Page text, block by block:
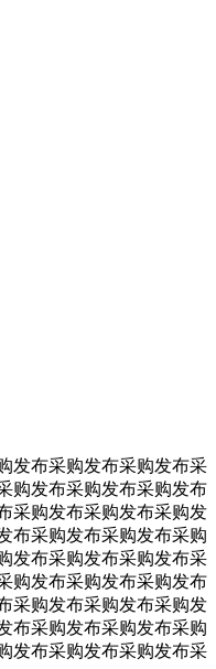
发布采购发布采购发布采
购发布采购发布采购发布
采购发布采购发布采购发
布采购发布采购发布采购
发布采购发布采购发布采
购发布采购发布采购发布
采购发布采购发布采购发
布采购发布采购发布采购
发布采购发布采购发布采